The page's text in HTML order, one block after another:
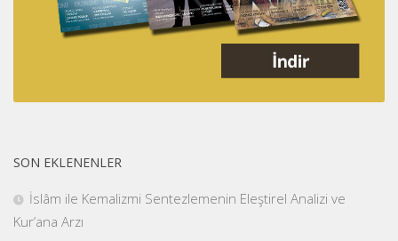
SON EKLENENLER
İslâm ile Kemalizmi Sentezlemenin Eleştirel Analizi ve
Kur’ana Arzı